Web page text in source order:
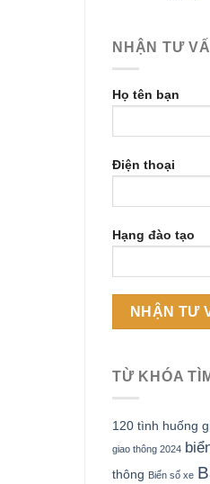
NHẬN TƯ
Họ tên bạn
Điện thoại
Hạng đào tạo
TỪ KHÓA
120 tình huống
giao thông 2024
thông Biển số xe